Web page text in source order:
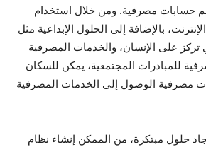
حسابات مصرفية. ومن خلال استخدام
بالإضافة إلى الحلول الإبداعية مثل
تركز على الإنسان، والخدمات المصرفية
للمبادرات المجتمعية، يمكن للسكان
مصرفية الوصول إلى الخدمات المصرفية
حلول مبتكرة، من الممكن إنشاء نظام